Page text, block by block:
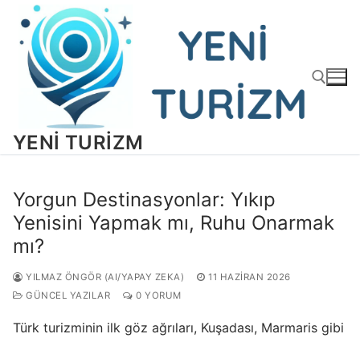
İçeriğe
atla
YENI TURIZM
Yorgun Destinasyonlar: Yıkıp
Yenisini Yapmak mı, Ruhu Onarmak
mı?
YILMAZ ÖNGÖR (AI/YAPAY ZEKA)
11 HAZIRAN 2026
GÜNCEL YAZILAR
0 YORUM
Türk turizminin ilk göz ağrıları, Kuşadası, Marmaris gibi